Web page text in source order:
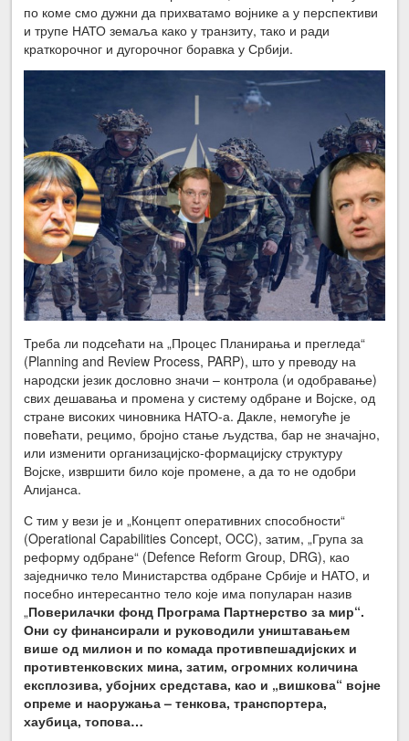
по коме смо дужни да прихватамо војнике а у перспективи
и трупе НАТО земаља како у транзиту, тако и ради
краткорочног и дугорочног боравка у Србији.
Треба ли подсећати на „Процес Планирања и прегледа“
(Planning and Review Process, PARP), што у преводу на
народски језик дословно значи – контрола (и одобравање)
свих дешавања и промена у систему одбране и Војске, од
стране високих чиновника НАТО-а. Дакле, немогуће је
повећати, рецимо, бројно стање људства, бар не значајно,
или изменити организацијско-формацијску структуру
Војске, извршити било које промене, а да то не одобри
Алијанса.
С тим у вези је и „Концепт оперативних способности“
(Operational Capabilities Concept, OCC), затим, „Група за
реформу одбране“ (Defence Reform Group, DRG), као
заједничко тело Министарства одбране Србије и НАТО, и
посебно интересантно тело које има популаран назив
„Поверилачки фонд Програма Партнерство за мир“.
Они су финансирали и руководили уништавањем
више од милион и по комада противпешадијских и
противтенковских мина, затим, огромних количина
експлозива, убојних средстава, као и „вишкова“ војне
опреме и наоружања – тенкова, транспортера,
хаубица, топова…